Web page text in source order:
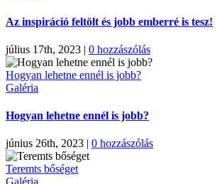
Az inspiráció feltölt és jobb emberré is tesz!
július 17th, 2023 | 0 hozzászólás
Hogyan lehetne ennél is jobb?
Galéria
Hogyan lehetne ennél is jobb?
június 26th, 2023 | 0 hozzászólás
Teremts bőséget